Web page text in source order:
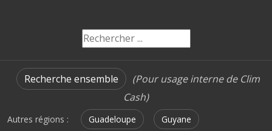
Recherche ensemble
(Pour usage interne de Clim
Cash)
Autres régions : Guadeloupe Guyane